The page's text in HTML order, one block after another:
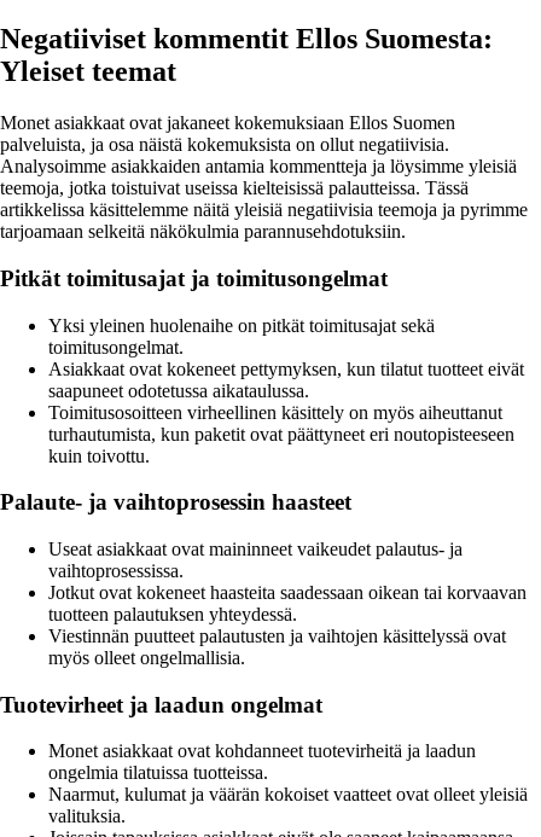
Negatiiviset kommentit Ellos Suomesta:
Yleiset teemat
Monet asiakkaat ovat jakaneet kokemuksiaan Ellos Suomen
palveluista, ja osa näistä kokemuksista on ollut negatiivisia.
Analysoimme asiakkaiden antamia kommentteja ja löysimme yleisiä
teemoja, jotka toistuivat useissa kielteisissä palautteissa. Tässä
artikkelissa käsittelemme näitä yleisiä negatiivisia teemoja ja pyrimme
tarjoamaan selkeitä näkökulmia parannusehdotuksiin.
Pitkät toimitusajat ja toimitusongelmat
Yksi yleinen huolenaihe on pitkät toimitusajat sekä
toimitusongelmat.
Asiakkaat ovat kokeneet pettymyksen, kun tilatut tuotteet eivät
saapuneet odotetussa aikataulussa.
Toimitusosoitteen virheellinen käsittely on myös aiheuttanut
turhautumista, kun paketit ovat päättyneet eri noutopisteeseen
kuin toivottu.
Palaute- ja vaihtoprosessin haasteet
Useat asiakkaat ovat maininneet vaikeudet palautus- ja
vaihtoprosessissa.
Jotkut ovat kokeneet haasteita saadessaan oikean tai korvaavan
tuotteen palautuksen yhteydessä.
Viestinnän puutteet palautusten ja vaihtojen käsittelyssä ovat
myös olleet ongelmallisia.
Tuotevirheet ja laadun ongelmat
Monet asiakkaat ovat kohdanneet tuotevirheitä ja laadun
ongelmia tilatuissa tuotteissa.
Naarmut, kulumat ja väärän kokoiset vaatteet ovat olleet yleisiä
valituksia.